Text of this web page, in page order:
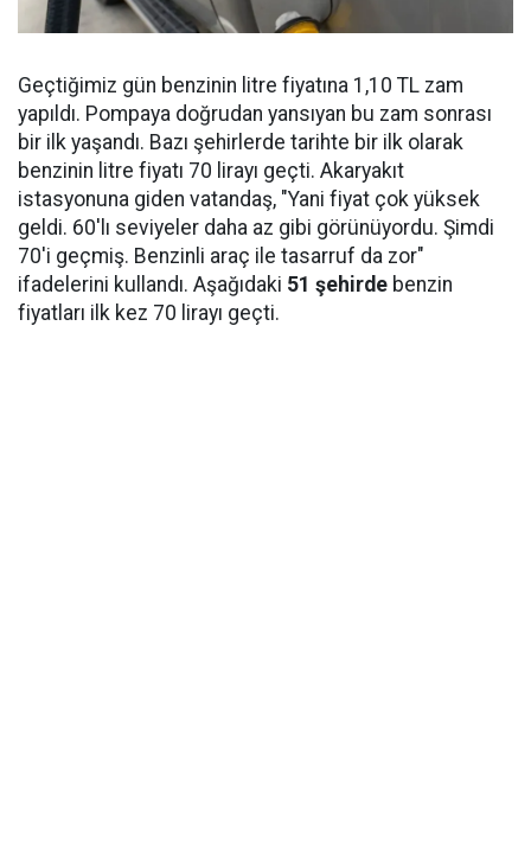
Geçtiğimiz gün benzinin litre fiyatına 1,10 TL zam
yapıldı. Pompaya doğrudan yansıyan bu zam sonrası
bir ilk yaşandı. Bazı şehirlerde tarihte bir ilk olarak
benzinin litre fiyatı 70 lirayı geçti. Akaryakıt
istasyonuna giden vatandaş, "Yani fiyat çok yüksek
geldi. 60'lı seviyeler daha az gibi görünüyordu. Şimdi
70'i geçmiş. Benzinli araç ile tasarruf da zor"
ifadelerini kullandı. Aşağıdaki 51 şehirde benzin
fiyatları ilk kez 70 lirayı geçti.